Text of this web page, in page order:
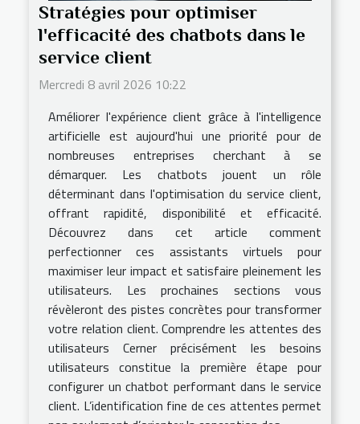
Stratégies pour optimiser
l'efficacité des chatbots dans le
service client
Mercredi 8 avril 2026 10:22
Améliorer l'expérience client grâce à l'intelligence
artificielle est aujourd'hui une priorité pour de
nombreuses entreprises cherchant à se
démarquer. Les chatbots jouent un rôle
déterminant dans l'optimisation du service client,
offrant rapidité, disponibilité et efficacité.
Découvrez dans cet article comment
perfectionner ces assistants virtuels pour
maximiser leur impact et satisfaire pleinement les
utilisateurs. Les prochaines sections vous
révèleront des pistes concrètes pour transformer
votre relation client. Comprendre les attentes des
utilisateurs Cerner précisément les besoins
utilisateurs constitue la première étape pour
configurer un chatbot performant dans le service
client. L’identification fine de ces attentes permet